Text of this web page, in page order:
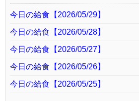
今日の給食【2026/05/29】
今日の給食【2026/05/28】
今日の給食【2026/05/27】
今日の給食【2026/05/26】
今日の給食【2026/05/25】